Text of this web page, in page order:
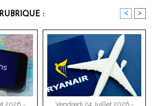
: < >
2026 - Vendredi 24 Juillet 2026 -